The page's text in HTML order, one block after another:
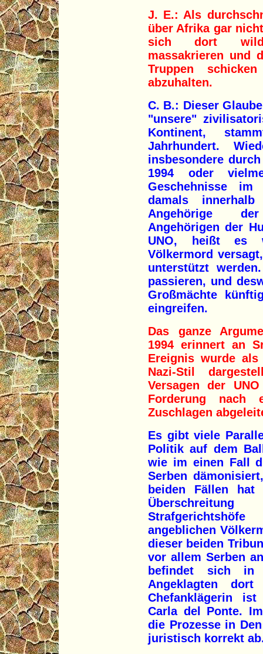
J. E.: Als
über Afrika gar
sich dort
massakrieren und
Truppen
abzuhalten.
C. B.: Dieser
"unsere"
Kontinent,
Jahrhundert.
insbesondere
1994 oder
Geschehnisse im
damals
Angehörige
Angehörigen der
UNO, heißt es
Völkermord
unterstützt
passieren, und
Großmächte
eingreifen.
Das ganze
1994 erinnert an
Ereignis wurde
Nazi-Stil
Versagen der
Forderung nach
Zuschlagen
Es gibt viele
Politik auf dem
wie im einen Fall
Serben
beiden Fällen hat
angeblichen
dieser beiden
vor allem Serben
befindet sich in
Angeklagten
Chefanklägerin
Carla del Ponte.
die Prozesse in
juristisch korrekt